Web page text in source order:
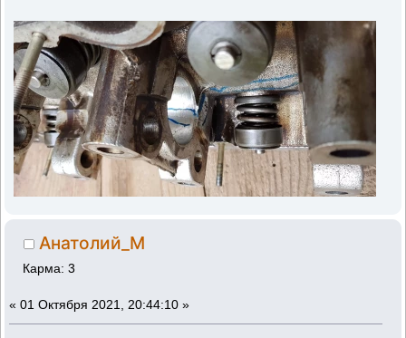
Анатолий_М
Карма: 3
« 01 Октября 2021, 20:44:10 »